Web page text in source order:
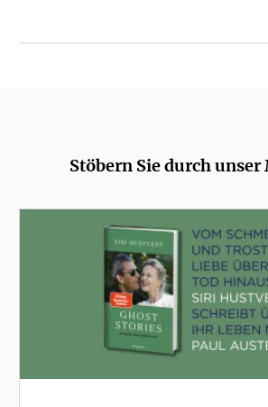
Stöbern Sie durch unser